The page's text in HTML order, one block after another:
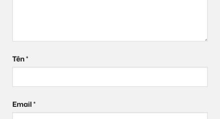
Tên*
Email*